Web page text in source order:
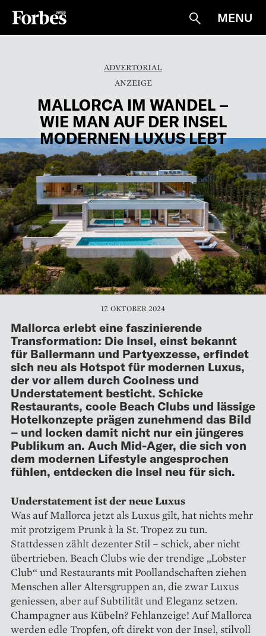
Suche
MENU
ADVERTORIAL
MALLORCA IM WANDEL –
WIE MAN AUF DER INSEL
MODERNEN LUXUS LEBT
17. OKTOBER 2024
Mallorca erlebt eine faszinierende
Transformation: Die Insel, einst bekannt
für Ballermann und Partyexzesse, erfindet
sich neu als Hotspot für modernen Luxus,
der vor allem durch Coolness und
Understatement besticht. Schicke
Restaurants, coole Beach Clubs und lässige
Hotelkonzepte prägen zunehmend das Bild
– und locken damit nicht nur ein jüngeres
Publikum an. Auch Mid-Ager, die sich von
dem modernen Lifestyle angesprochen
fühlen, entdecken die Insel neu für sich.
Understatement ist der neue Luxus
Was auf Mallorca jetzt als Luxus gilt, hat nichts mehr
mit protzigem Prunk à la St. Tropez zu tun.
Stattdessen zählt dezenter Stil – schick, aber nicht
übertrieben. Beach Clubs wie der trendige „Lobster
Club“ und Restaurants mit Poollandschaften ziehen
Menschen aller Altersgruppen an, die zwar Luxus
geniessen, aber auf Subtilität und Eleganz setzen.
Champagner aus Kübeln? Fehlanzeige! Auf Mallorca
werden edle Tropfen, oft direkt von der Insel, stilvoll